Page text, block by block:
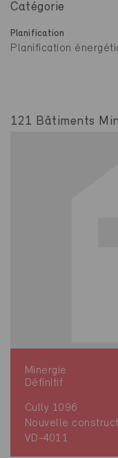
Catégorie
Planification
Planification
121 Bâtiments
Minergie
Définitif
Cully 1096
Nouvelle
VD-4011